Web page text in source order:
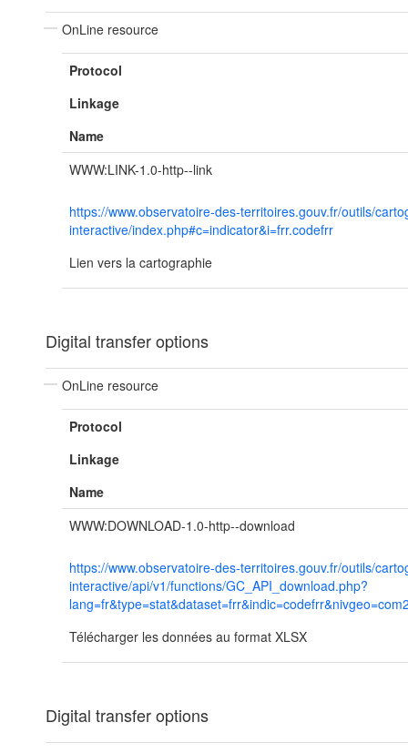
OnLine resource
Protocol
Linkage
Name
WWW:LINK-1.0-http--link
https://www.observatoire-des-territoires.gouv.fr/outils/
interactive/index.php#c=indicator&i=frr.codefrr
Lien vers la cartographie
Digital transfer options
OnLine resource
Protocol
Linkage
Name
WWW:DOWNLOAD-1.0-http--download
https://www.observatoire-des-territoires.gouv.fr/outils/
interactive/api/v1/functions/GC_API_download.php?
Télécharger les données au format XLSX
Digital transfer options